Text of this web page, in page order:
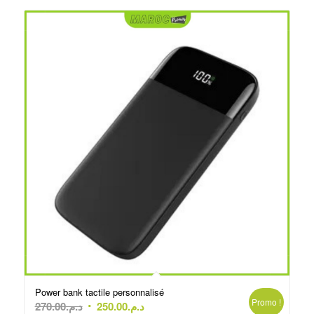
Power bank tactile personnalisé
د.م.270.00
Le
د.م.250.00
Le
Promo !